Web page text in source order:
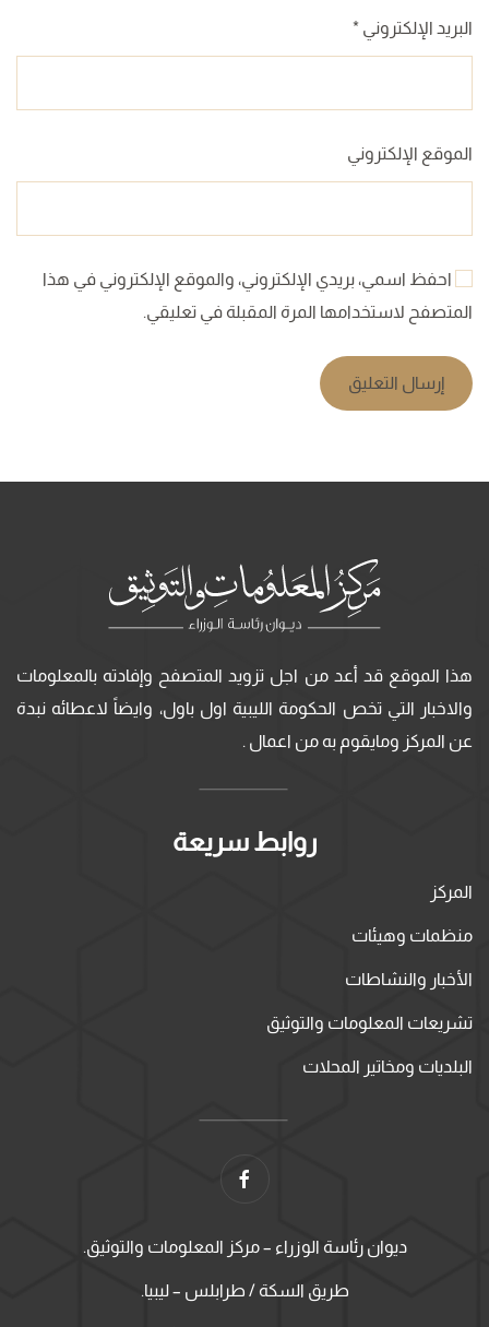
البريد الإلكتروني *
الموقع الإلكتروني
احفظ اسمي، بريدي الإلكتروني، والموقع الإلكتروني في هذا
المتصفح لاستخدامها المرة المقبلة في تعليقي.
إرسال التعليق
هذا الموقع قد أعد من اجل تزويد المتصفح وإفادته بالمعلومات
والاخبار التي تخص الحكومة الليبية اول باول، وايضاً لاعطائه نبدة
عن المركز ومايقوم به من اعمال .
روابط سريعة
المركز
منظمات وهيئات
الأخبار والنشاطات
تشريعات المعلومات والتوثيق
البلديات ومخاتير المحلات
ديوان رئاسة الوزراء – مركز المعلومات والتوثيق.
طريق السكة / طرابلس – ليبيا.